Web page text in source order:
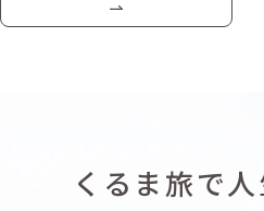
くるま旅で